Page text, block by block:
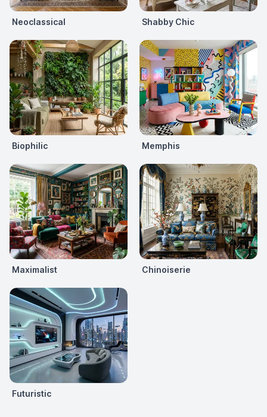
Neoclassical Shabby Chic
Biophilic Memphis
Maximalist Chinoiserie
Futuristic